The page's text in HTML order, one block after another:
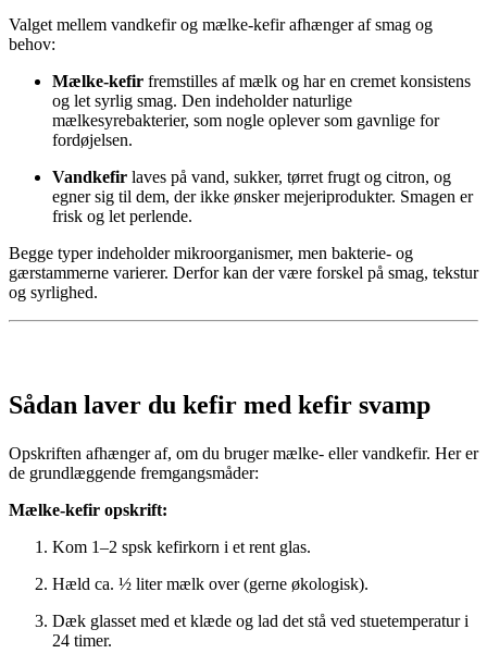
Valget mellem vandkefir og mælke-kefir afhænger af smag og
behov:
Mælke-kefir fremstilles af mælk og har en cremet konsistens
og let syrlig smag. Den indeholder naturlige
mælkesyrebakterier, som nogle oplever som gavnlige for
fordøjelsen.
Vandkefir laves på vand, sukker, tørret frugt og citron, og
egner sig til dem, der ikke ønsker mejeriprodukter. Smagen er
frisk og let perlende.
Begge typer indeholder mikroorganismer, men bakterie- og
gærstammerne varierer. Derfor kan der være forskel på smag, tekstur
og syrlighed.
Sådan laver du kefir med kefir svamp
Opskriften afhænger af, om du bruger mælke- eller vandkefir. Her er
de grundlæggende fremgangsmåder:
Mælke-kefir opskrift:
Kom 1–2 spsk kefirkorn i et rent glas.
Hæld ca. ½ liter mælk over (gerne økologisk).
Dæk glasset med et klæde og lad det stå ved stuetemperatur i
24 timer.